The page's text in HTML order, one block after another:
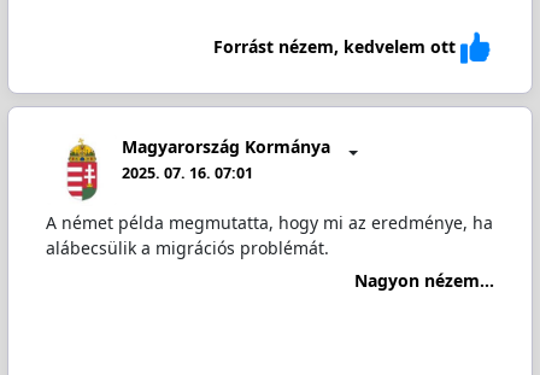
Forrást nézem, kedvelem ott
Magyarország Kormánya
2025. 07. 16. 07:01
A német példa megmutatta, hogy mi az eredménye, ha
alábecsülik a migrációs problémát.
Nagyon nézem...